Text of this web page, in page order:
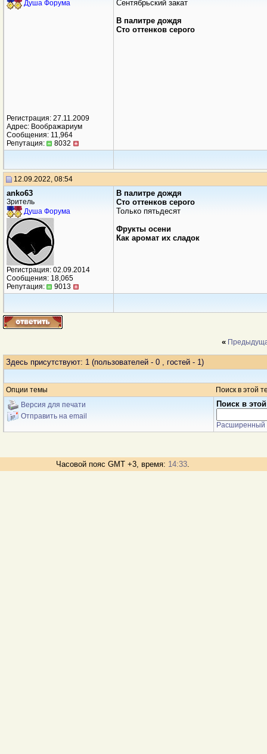
Душа Форума
Регистрация: 27.11.2009
Адрес: Воображариум
Сообщения: 11,964
Репутация:
8032
Сентябрьский закат
В палитре дождя
Сто оттенков серого
12.09.2022, 08:54
anko63
Зритель
Душа Форума
Регистрация: 02.09.2014
Сообщения: 18,065
Репутация:
9013
В палитре дождя
Сто оттенков серого
Только пятьдесят
Фрукты осени
Как аромат их сладок
«
Здесь присутствуют: 1 (пользователей - 0 , гостей - 1)
Опции темы
Поиск в этой
Версия для печати
Отправить на email
Поиск в
Расширенный
Часовой пояс GMT +3, время: 14:33.